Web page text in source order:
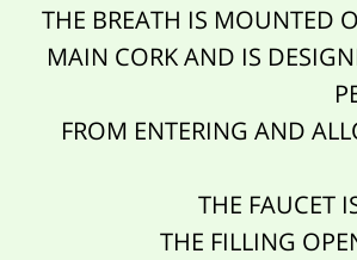
THE BREATH IS MOUNTED
MAIN CORK AND IS
FROM ENTERING AND
THE FAUCET
THE FILLING